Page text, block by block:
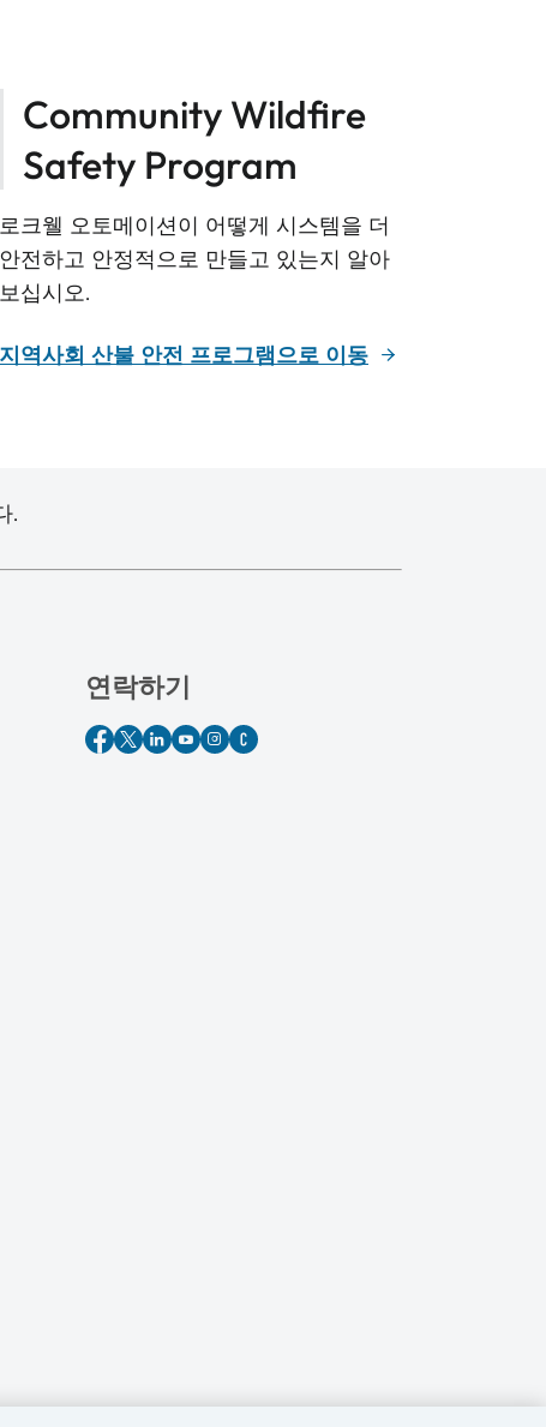
Community Wildfire
Safety Program
로크웰 오토메이션이 어떻게 시스템을 더
안전하고 안정적으로 만들고 있는지 알아
보십시오.
지역사회 산불 안전 프로그램으로 이동
.
연락하기